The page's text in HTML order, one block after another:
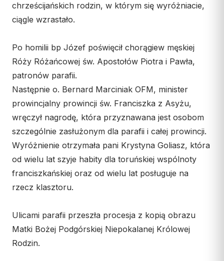
chrześcijańskich rodzin, w którym się wyróżniacie,
ciągle wzrastało.
Po homilii bp Józef poświęcił chorągiew męskiej
Róży Różańcowej św. Apostołów Piotra i Pawła,
patronów parafii.
Następnie o. Bernard Marciniak OFM, minister
prowincjalny prowincji św. Franciszka z Asyżu,
wręczył nagrodę, która przyznawana jest osobom
szczególnie zasłużonym dla parafii i całej prowincji.
Wyróżnienie otrzymała pani Krystyna Goliasz, która
od wielu lat szyje habity dla toruńskiej wspólnoty
franciszkańskiej oraz od wielu lat posługuje na
rzecz klasztoru.
Ulicami parafii przeszła procesja z kopią obrazu
Matki Bożej Podgórskiej Niepokalanej Królowej
Rodzin.